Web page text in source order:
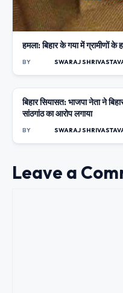
हमला: बिहार के गया में ग्रामीणों
BY SWARAJ
UNCATEGORIZED
बिहार सियासत: भाजपा नेता ने
सांठगांठ का आरोप लगाया
BY SWARAJ
Leave a